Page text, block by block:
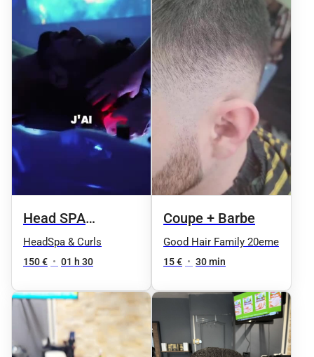
Head SPA
HOMME soin
complet
HeadSpa & Curls
150 € • 01 h 30
Coupe + Barbe
Good Hair Family 20eme
15 € • 30 min